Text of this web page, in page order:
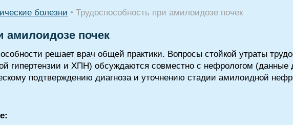
болезни • Трудоспособность при амилоидозе почек
амилоидозе почек
решает врач общей практики. Вопросы стойкой утраты
гипертензии и ХПН) обсуждаются совместно с нефрологом (данные
подтверждению диагноза и уточнению стадии амилоидной